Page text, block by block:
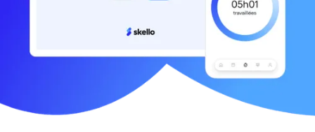
4,5/5 sur plus de 2 000 avis